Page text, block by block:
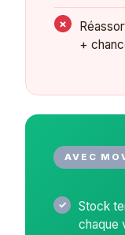
+
AVEC
Stock
chaque